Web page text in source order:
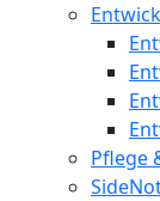
Pflege